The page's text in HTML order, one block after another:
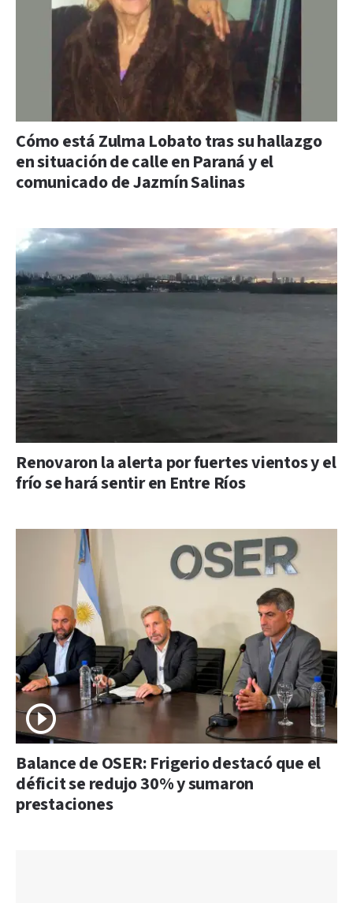
Cómo está Zulma Lobato tras su hallazgo
en situación de calle en Paraná y el
comunicado de Jazmín Salinas
Renovaron la alerta por fuertes vientos y el
frío se hará sentir en Entre Ríos
Balance de OSER: Frigerio destacó que el
déficit se redujo 30% y sumaron
prestaciones